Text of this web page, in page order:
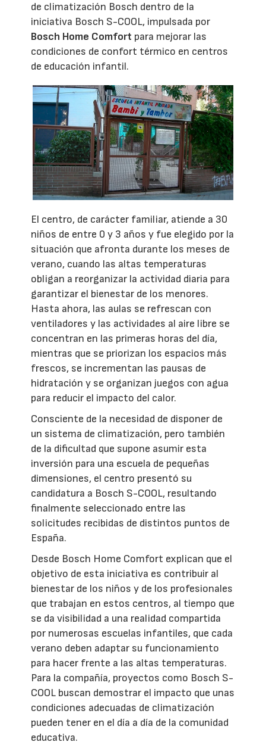
de climatización Bosch dentro de la
iniciativa Bosch S-COOL, impulsada por
Bosch Home Comfort para mejorar las
condiciones de confort térmico en centros
de educación infantil.
El centro, de carácter familiar, atiende a 30
niños de entre 0 y 3 años y fue elegido por la
situación que afronta durante los meses de
verano, cuando las altas temperaturas
obligan a reorganizar la actividad diaria para
garantizar el bienestar de los menores.
Hasta ahora, las aulas se refrescan con
ventiladores y las actividades al aire libre se
concentran en las primeras horas del día,
mientras que se priorizan los espacios más
frescos, se incrementan las pausas de
hidratación y se organizan juegos con agua
para reducir el impacto del calor.
Consciente de la necesidad de disponer de
un sistema de climatización, pero también
de la dificultad que supone asumir esta
inversión para una escuela de pequeñas
dimensiones, el centro presentó su
candidatura a Bosch S-COOL, resultando
finalmente seleccionado entre las
solicitudes recibidas de distintos puntos de
España.
Desde Bosch Home Comfort explican que el
objetivo de esta iniciativa es contribuir al
bienestar de los niños y de los profesionales
que trabajan en estos centros, al tiempo que
se da visibilidad a una realidad compartida
por numerosas escuelas infantiles, que cada
verano deben adaptar su funcionamiento
para hacer frente a las altas temperaturas.
Para la compañía, proyectos como Bosch S-
COOL buscan demostrar el impacto que unas
condiciones adecuadas de climatización
pueden tener en el día a día de la comunidad
educativa.